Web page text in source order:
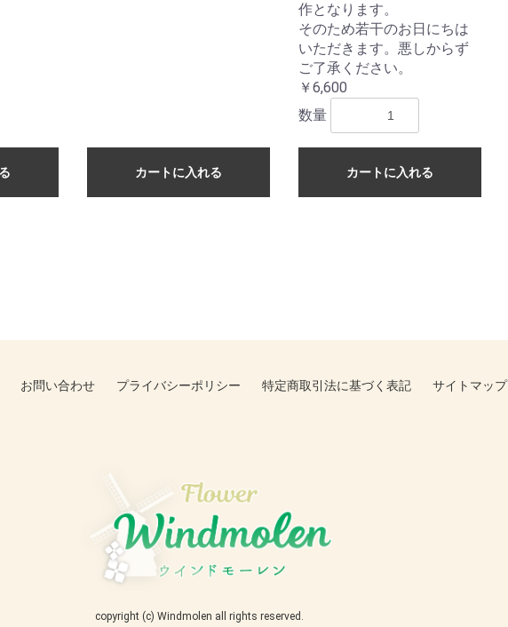
カートに入れる
作となります。
そのため若干のお日にちは
いただきます。悪しからず
ご了承ください。
￥6,600
数量
カートに入れる
お問い合わせ プライバシーポリシー 特定商取引法に基づく表記 サイトマップ
copyright (c) Windmolen all rights reserved.